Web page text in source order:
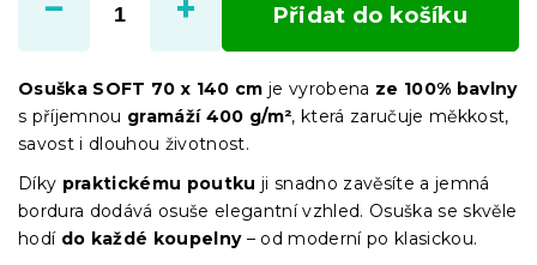
Přidat do košíku
Osuška SOFT 70 x 140 cm je vyrobena ze 100% bavlny
s příjemnou gramáží 400 g/m², která zaručuje měkkost,
savost i dlouhou životnost.
Díky praktickému poutku ji snadno zavěsíte a jemná
bordura dodává osuše elegantní vzhled. Osuška se skvěle
hodí do každé koupelny– od moderní po klasickou.